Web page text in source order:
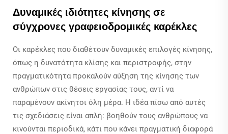
Δυναμικές ιδιότητες κίνησης σε
σύγχρονες γραφειοδρομικές καρέκλες
Οι καρέκλες που διαθέτουν δυναμικές επιλογές κίνησης,
όπως η δυνατότητα κλίσης και περιστροφής, στην
πραγματικότητα προκαλούν αύξηση της κίνησης των
ανθρώπων στις θέσεις εργασίας τους, αντί να
παραμένουν ακίνητοι όλη μέρα. Η ιδέα πίσω από αυτές
τις σχεδιάσεις είναι απλή: βοηθούν τους ανθρώπους να
κινούνται περιοδικά, κάτι που κάνει πραγματική διαφορά